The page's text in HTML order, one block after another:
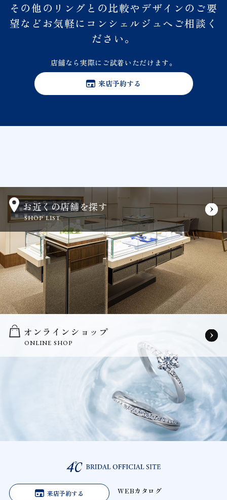
その他のリングとの比較やデザインのご要
望などお気軽にコンシェルジュへご相談く
ださい。
店舗なら実際にご試着いただけます。
来店予約する
お近くの店舗を探す
SHOP LIST
オンラインショップ
ONLINE SHOP
来店予約する
WEBカタログ